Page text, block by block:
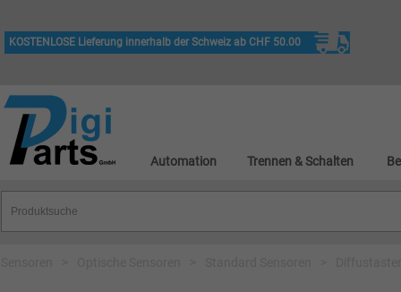
KOSTENLOSE Lieferung innerhalb der Schweiz ab CHF 50.00
Automation Trennen & Schalten